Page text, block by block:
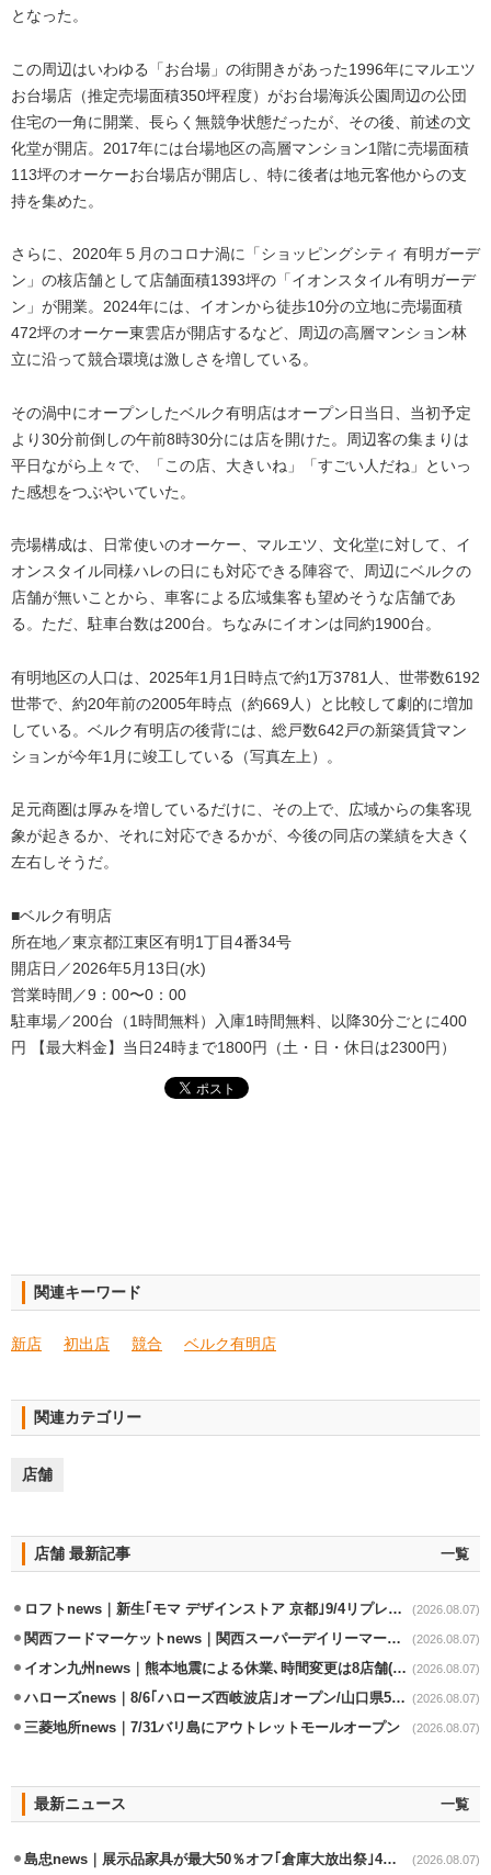
となった。
この周辺はいわゆる「お台場」の街開きがあった1996年にマルエツ
お台場店（推定売場面積350坪程度）がお台場海浜公園周辺の公団
住宅の一角に開業、長らく無競争状態だったが、その後、前述の文
化堂が開店。2017年には台場地区の高層マンション1階に売場面積
113坪のオーケーお台場店が開店し、特に後者は地元客他からの支
持を集めた。
さらに、2020年５月のコロナ渦に「ショッピングシティ 有明ガーデ
ン」の核店舗として店舗面積1393坪の「イオンスタイル有明ガーデ
ン」が開業。2024年には、イオンから徒歩10分の立地に売場面積
472坪のオーケー東雲店が開店するなど、周辺の高層マンション林
立に沿って競合環境は激しさを増している。
その渦中にオープンしたベルク有明店はオープン日当日、当初予定
より30分前倒しの午前8時30分には店を開けた。周辺客の集まりは
平日ながら上々で、「この店、大きいね」「すごい人だね」といっ
た感想をつぶやいていた。
売場構成は、日常使いのオーケー、マルエツ、文化堂に対して、イ
オンスタイル同様ハレの日にも対応できる陣容で、周辺にベルクの
店舗が無いことから、車客による広域集客も望めそうな店舗であ
る。ただ、駐車台数は200台。ちなみにイオンは同約1900台。
有明地区の人口は、2025年1月1日時点で約1万3781人、世帯数6192
世帯で、約20年前の2005年時点（約669人）と比較して劇的に増加
している。ベルク有明店の後背には、総戸数642戸の新築賃貸マン
ションが今年1月に竣工している（写真左上）。
足元商圏は厚みを増しているだけに、その上で、広域からの集客現
象が起きるか、それに対応できるかが、今後の同店の業績を大きく
左右しそうだ。
■ベルク有明店
所在地／東京都江東区有明1丁目4番34号
開店日／2026年5月13日(水)
営業時間／9：00〜0：00
駐車場／200台（1時間無料）入庫1時間無料、以降30分ごとに400
円 【最大料金】当日24時まで1800円（土・日・休日は2300円）
関連キーワード
新店 初出店 競合 ベルク有明店
関連カテゴリー
店舗
店舗 最新記事 一覧
ロフトnews｜新生｢モマ デザインストア 京都｣9/4リプレイスオープン (2026.08.07)
関西フードマーケットnews｜関西スーパーデイリーマート蒲生店8/7改装 (2026.08.07)
イオン九州news｜熊本地震による休業､時間変更は8店舗(8/7時点) (2026.08.07)
ハローズnews｜8/6｢ハローズ西岐波店｣オープン/山口県5店舗目 (2026.08.07)
三菱地所news｜7/31バリ島にアウトレットモールオープン (2026.08.07)
最新ニュース 一覧
島忠news｜展示品家具が最大50％オフ｢倉庫大放出祭｣4店舗限定で開催 (2026.08.07)